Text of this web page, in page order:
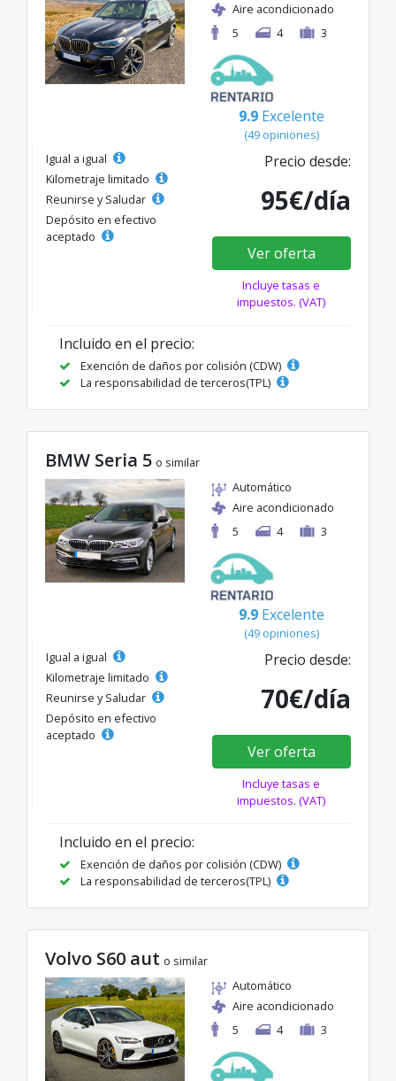
Aire acondicionado
5
4 3
9.9 Excelente
(49 opiniones)
Igual a igual
Kilometraje limitado
Reunirse y Saludar
Depósito en efectivo
aceptado
Precio desde:
95€/día
Ver oferta
Incluye tasas e
impuestos. (VAT)
Incluido en el precio:
Exención de daños por colisión (CDW)
La responsabilidad de terceros(TPL)
BMW Seria 5 o similar
Automático
Aire acondicionado
5
4 3
9.9 Excelente
(49 opiniones)
Igual a igual
Kilometraje limitado
Reunirse y Saludar
Depósito en efectivo
aceptado
Precio desde:
70€/día
Ver oferta
Incluye tasas e
impuestos. (VAT)
Incluido en el precio:
Exención de daños por colisión (CDW)
La responsabilidad de terceros(TPL)
Volvo S60 aut o similar
Automático
Aire acondicionado
5
4 3